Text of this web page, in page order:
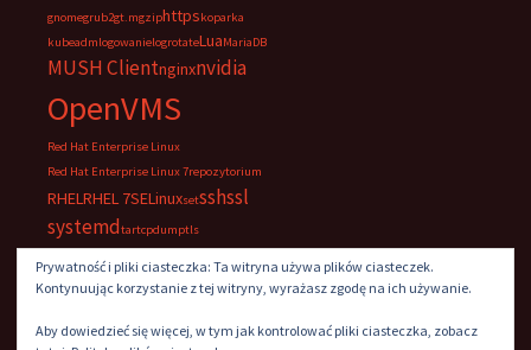
gnomegrub2gt.mgziphttpskoparka
kubeadmlogowanielogrotateLuaMariaDB
MUSH Clientnginxnvidia
OpenVMS
Red Hat Enterprise Linux
Red Hat Enterprise Linux 7repozytorium
RHELRHEL 7SELinuxsetsshssl
systemdtartcpdumptls
UltraVNCVNCwindows
Prywatność i pliki ciasteczka: Ta witryna używa plików ciasteczek.
Kontynuując korzystanie z tej witryny, wyrażasz zgodę na ich używanie.
Aby dowiedzieć się więcej, w tym jak kontrolować pliki ciasteczka, zobacz